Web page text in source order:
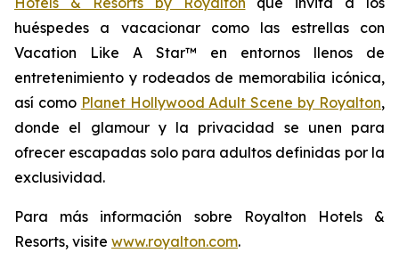
huéspedes a vacacionar como las estrellas con
Vacation Like A Star™ en entornos llenos de
entretenimiento y rodeados de memorabilia icónica,
así como Planet Hollywood Adult Scene by Royalton,
donde el glamour y la privacidad se unen para
ofrecer escapadas solo para adultos definidas por la
exclusividad.
Para más información sobre Royalton Hotels &
Resorts, visite www.royalton.com.